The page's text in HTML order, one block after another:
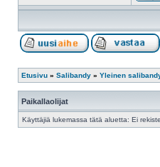
Etusivu » Salibandy » Yleinen
Paikallaolijat
Käyttäjiä lukemassa tätä aluetta: Ei